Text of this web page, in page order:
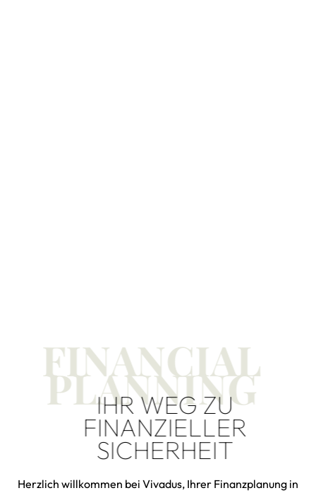
FINANCIAL
PLANNING
IHR WEG ZU
FINANZIELLER
SICHERHEIT
Herzlich willkommen bei Vivadus, Ihrer Finanzplanung in